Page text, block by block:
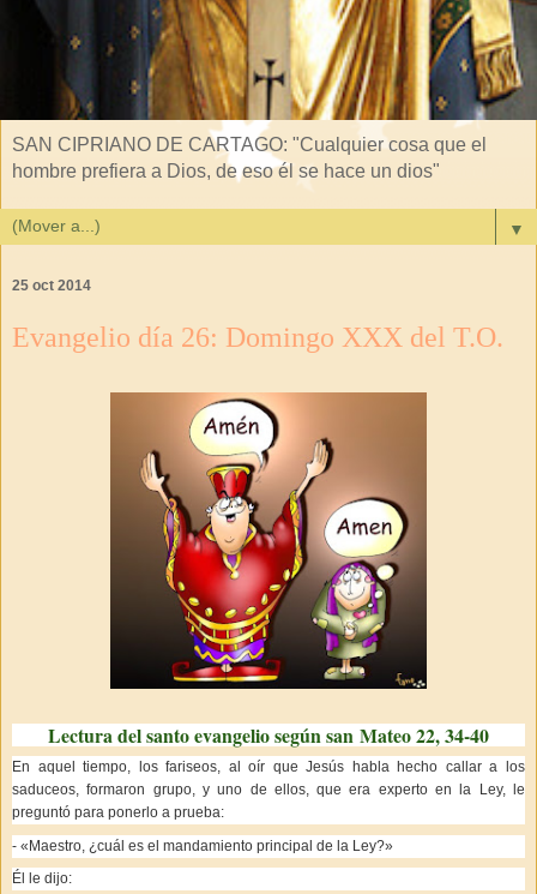
SAN CIPRIANO DE CARTAGO: "Cualquier cosa que el
hombre prefiera a Dios, de eso él se hace un dios"
▼
25 oct 2014
Evangelio día 26: Domingo XXX del T.O.
Lectura del santo evangelio según san Mateo 22, 34-40
En aquel tiempo, los fariseos, al oír que Jesús habla hecho callar a los
saduceos, formaron grupo, y uno de ellos, que era experto en la Ley, le
preguntó para ponerlo a prueba:
- «Maestro, ¿cuál es el mandamiento principal de la Ley?»
Él le dijo: